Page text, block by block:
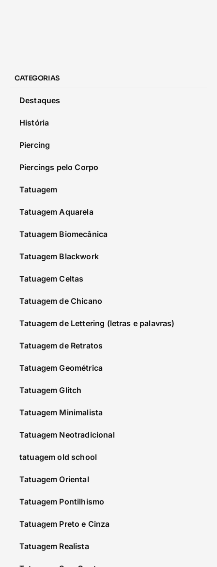
CATEGORIAS
Destaques
História
Piercing
Piercings pelo Corpo
Tatuagem
Tatuagem Aquarela
Tatuagem Biomecânica
Tatuagem Blackwork
Tatuagem Celtas
Tatuagem de Chicano
Tatuagem de Lettering (letras e palavras)
Tatuagem de Retratos
Tatuagem Geométrica
Tatuagem Glitch
Tatuagem Minimalista
Tatuagem Neotradicional
tatuagem old school
Tatuagem Oriental
Tatuagem Pontilhismo
Tatuagem Preto e Cinza
Tatuagem Realista